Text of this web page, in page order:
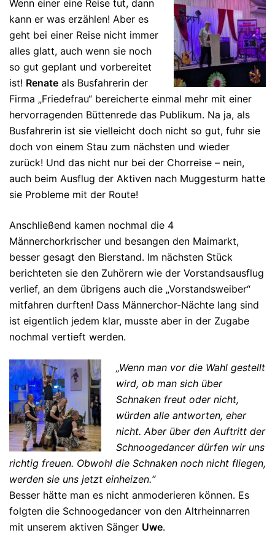
Wenn einer eine Reise tut, dann
kann er was erzählen! Aber es
geht bei einer Reise nicht immer
alles glatt, auch wenn sie noch
so gut geplant und vorbereitet
ist! Renate als Busfahrerin der
Firma „Friedefrau“ bereicherte einmal mehr mit einer
hervorragenden Büttenrede das Publikum. Na ja, als
Busfahrerin ist sie vielleicht doch nicht so gut, fuhr sie
doch von einem Stau zum nächsten und wieder
zurück! Und das nicht nur bei der Chorreise – nein,
auch beim Ausflug der Aktiven nach Muggesturm hatte
sie Probleme mit der Route!
Anschließend kamen nochmal die 4
Männerchorkrischer und besangen den Maimarkt,
besser gesagt den Bierstand. Im nächsten Stück
berichteten sie den Zuhörern wie der Vorstandsausflug
verlief, an dem übrigens auch die „Vorstandsweiber“
mitfahren durften! Dass Männerchor-Nächte lang sind
ist eigentlich jedem klar, musste aber in der Zugabe
nochmal vertieft werden.
„Wenn man vor die Wahl gestellt
wird, ob man sich über
Schnaken freut oder nicht,
würden alle antworten, eher
nicht. Aber über den Auftritt der
Schnoogedancer dürfen wir uns
richtig freuen. Obwohl die Schnaken noch nicht fliegen,
werden sie uns jetzt einheizen.“
Besser hätte man es nicht anmoderieren können. Es
folgten die Schnoogedancer von den Altrheinnarren
mit unserem aktiven Sänger Uwe.